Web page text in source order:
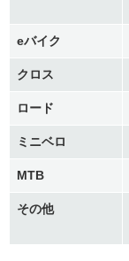
eバイク
クロス
ロード
ミニベロ
MTB
その他